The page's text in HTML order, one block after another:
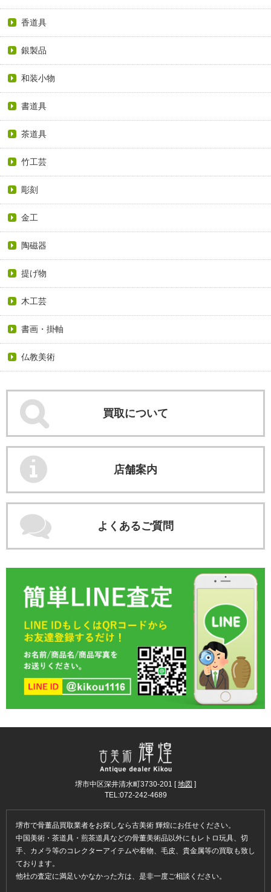
香道具
銀製品
和装小物
書道具
茶道具
竹工芸
彫刻
金工
陶磁器
提げ物
木工芸
書画・掛軸
仏教美術
買取について
店舗案内
よくあるご質問
堺市中区深井清水町3730-201 [地図 ]
TEL:072-242-4689
堺市で骨董品買取業者をお探しなら古美術 輝煌にお任せください。
中国美術・茶道具・煎茶道具などの骨董美術品以外にもレトロ玩具、切
手、カメラ等のコレクターアイテムや着物、毛皮、貴金属等の買取も致し
ております。
他社の査定に満足いかなかった方は、是非一度ご相談ください。